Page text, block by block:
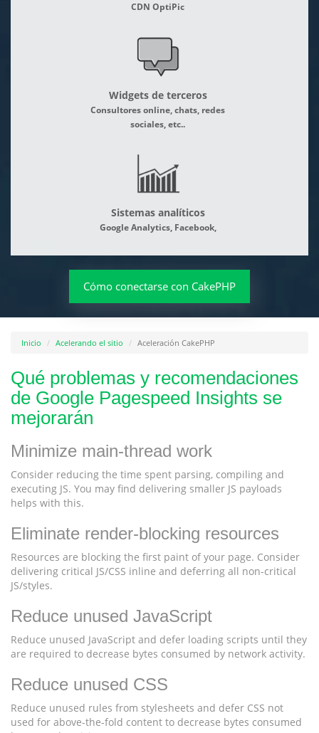
CDN OptiPic
Widgets de terceros
Consultores online, chats, redes
sociales, etc..
Sistemas analíticos
Google Analytics, Facebook,
Cómo conectarse con CakePHP
Inicio Acelerando el sitio Aceleración CakePHP
Qué problemas y recomendaciones
de Google Pagespeed Insights se
mejorarán
Minimize main-thread work
Consider reducing the time spent parsing, compiling and
executing JS. You may find delivering smaller JS payloads
helps with this.
Eliminate render-blocking resources
Resources are blocking the first paint of your page. Consider
delivering critical JS/CSS inline and deferring all non-critical
JS/styles.
Reduce unused JavaScript
Reduce unused JavaScript and defer loading scripts until they
are required to decrease bytes consumed by network activity.
Reduce unused CSS
Reduce unused rules from stylesheets and defer CSS not
used for above-the-fold content to decrease bytes consumed